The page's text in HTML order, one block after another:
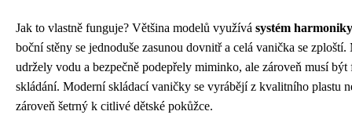
Jak to vlastně funguje? Většina modelů využívá systém
boční stěny se jednoduše zasunou dovnitř a celá vanička se
udržely vodu a bezpečně podepřely miminko, ale zároveň musí
skládání. Moderní skládací vaničky se vyrábějí z kvalitního plastu
zároveň šetrný k citlivé dětské pokůžce.